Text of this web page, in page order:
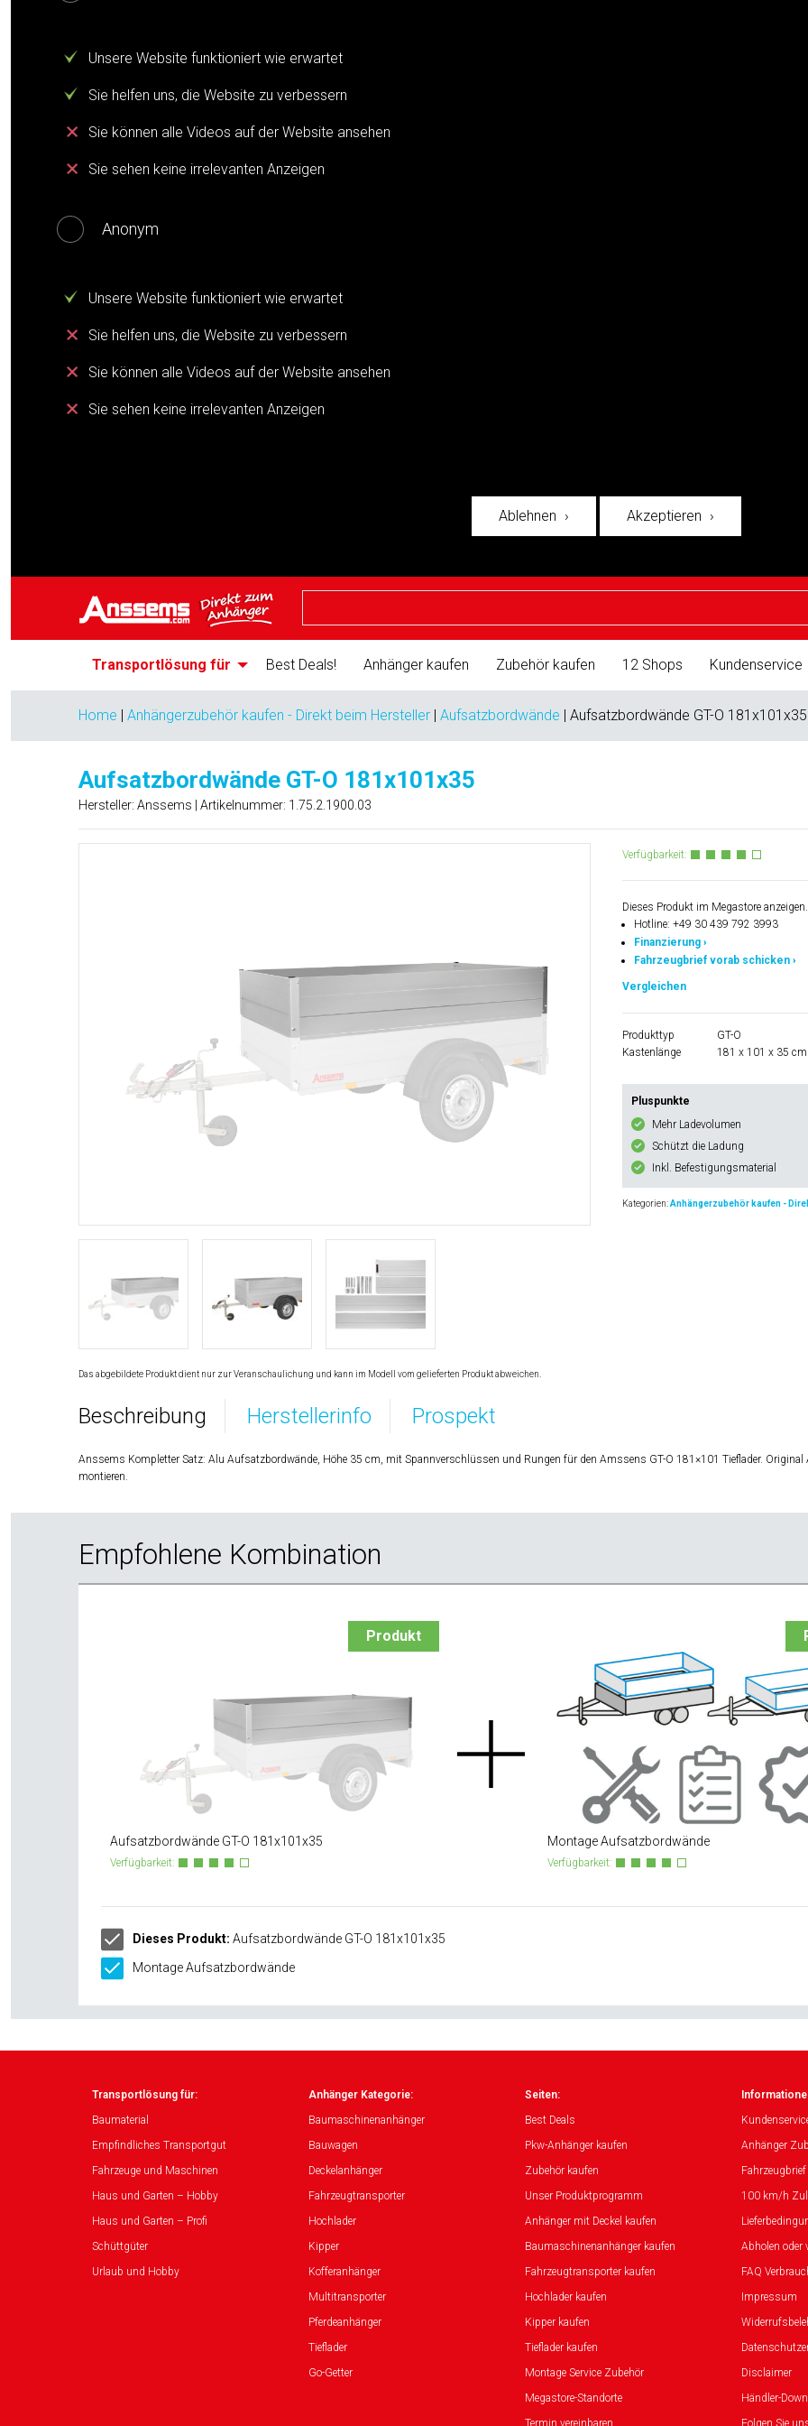
Unsere Website funktioniert wie erwartet
Sie helfen uns, die Website zu verbessern
Sie können alle Videos auf der Website ansehen
Sie sehen keine irrelevanten Anzeigen
Anonym
Unsere Website funktioniert wie erwartet
Sie helfen uns, die Website zu verbessern
Sie können alle Videos auf der Website ansehen
Sie sehen keine irrelevanten Anzeigen
Ablehnen Akzeptieren
Transportlösung für Best Deals! Anhänger kaufen Zubehör kaufen 12 Shops Kundenservice
Home | Anhängerzubehör kaufen - Direkt beim Hersteller | Aufsatzbordwände | Aufsatzbordwände GT-O 181x101x35
Aufsatzbordwände GT-O 181x101x35
Hersteller: Anssems | Artikelnummer: 1.75.2.1900.03
Das abgebildete Produkt dient nur zur Veranschaulichung und kann im Modell vom gelieferten Produkt abweichen.
Verfügbarkeit:
Dieses Produkt im Megastore anzeigen.
Hotline: +49 30 439 792 3993
Finanzierung ›
Fahrzeugbrief vorab schicken ›
Vergleichen
Produkttyp
GT-O
Kastenlänge
181 x 101 x 35 cm
Pluspunkte
Mehr Ladevolumen
Schützt die Ladung
Inkl. Befestigungsmaterial
Kategorien:Anhängerzubehör kaufen -
Beschreibung Herstellerinfo Prospekt
Anssems Kompletter Satz: Alu Aufsatzbordwände, Höhe 35 cm, mit Spannverschlüssen und Rungen für den Amssens GT-O 181×101 Tieflader.
montieren.
Empfohlene Kombination
Produkt
Aufsatzbordwände GT-O 181x101x35
Verfügbarkeit:
Montage Aufsatzbordwände
Verfügbarkeit:
Dieses Produkt: Aufsatzbordwände GT-O 181x101x35
Montage Aufsatzbordwände
Transportlösung für:
Baumaterial
Empfindliches Transportgut
Fahrzeuge und Maschinen
Haus und Garten – Hobby
Haus und Garten – Profi
Schüttgüter
Urlaub und Hobby
Anhänger Kategorie:
Baumaschinenanhänger
Bauwagen
Deckelanhänger
Fahrzeugtransporter
Hochlader
Kipper
Kofferanhänger
Multitransporter
Pferdeanhänger
Tieflader
Go-Getter
Seiten:
Best Deals
Pkw-Anhänger kaufen
Zubehör kaufen
Unser Produktprogramm
Anhänger mit Deckel kaufen
Baumaschinenanhänger kaufen
Fahrzeugtransporter kaufen
Hochlader kaufen
Kipper kaufen
Tieflader kaufen
Montage Service Zubehör
Megastore-Standorte
Termin vereinbaren
Anhänger
100 km/h
Abholen oder
FAQ
Impressum
Disclaimer
Händler-
Folgen Sie